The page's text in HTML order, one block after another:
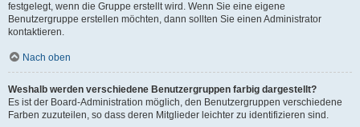
festgelegt, wenn die Gruppe erstellt wird. Wenn Sie eine eigene
Benutzergruppe erstellen möchten, dann sollten Sie einen Administrator
kontaktieren.
Nach oben
Weshalb werden verschiedene Benutzergruppen farbig dargestellt?
Es ist der Board-Administration möglich, den Benutzergruppen verschiedene
Farben zuzuteilen, so dass deren Mitglieder leichter zu identifizieren sind.